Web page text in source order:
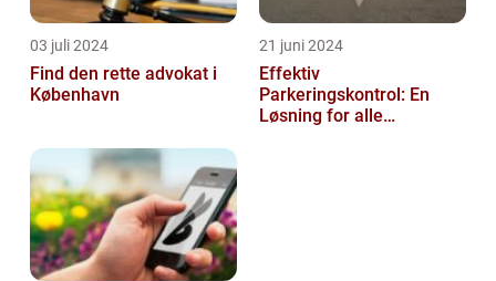
03 juli 2024
Find den rette advokat i
København
21 juni 2024
Effektiv
Parkeringskontrol: En
Løsning for alle